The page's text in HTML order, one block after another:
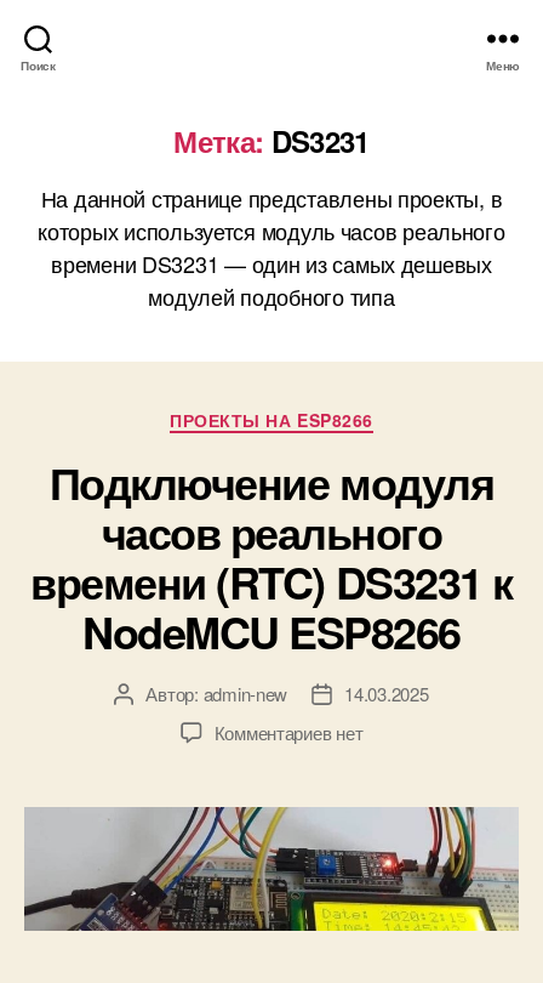
Поиск Меню
Метка: DS3231
На данной странице представлены проекты, в
которых используется модуль часов реального
времени DS3231 — один из самых дешевых
модулей подобного типа
Р
у
б
р
и
к
и
ПРОЕКТЫ НА ESP8266
Подключение модуля
часов реального
времени (RTC) DS3231 к
NodeMCU ESP8266
А
р
п
и
с
Автор: admin-new
Д
т
з
п
и
с
и
14.03.2025
Комментариевк
п
и
с
и
П
нет